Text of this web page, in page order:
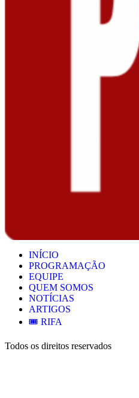
INÍCIO
PROGRAMAÇÃO
EQUIPE
QUEM SOMOS
NOTÍCIAS
ARTIGOS
🎟️ RIFA
Todos os direitos reservados